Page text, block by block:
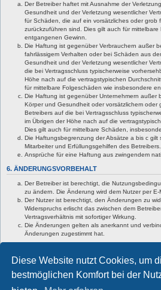
Diese Website nutzt Cookies, um
bestmöglichen Komfort bei der
Der Betreiber haftet mit Ausnahme der
Gesundheit und der Verletzung wesentlicher
für Schäden, die auf ein vorsätzliches oder grob
zurückzuführen sind. Dies gilt auch für
entgangenen Gewinn.
Die Haftung ist gegenüber Verbrauchern außer
fahrlässigem Verhalten oder bei Schäden aus
Gesundheit und der Verletzung wesentlicher
die bei Vertragsschluss typischerweise
Höhe nach auf die vertragstypischen
für mittelbare Folgeschäden wie insbesondere
Die Haftung ist gegenüber Unternehmern außer
Körper und Gesundheit oder vorsätzlichem oder
Betreibers auf die bei Vertragsschluss
im Übrigen der Höhe nach auf die
Dies gilt auch für mittelbare Schäden,
Die Haftungsbegrenzung der Absätze a bis c
Mitarbeiter und Erfüllungsgehilfen des Betreibers.
Ansprüche für eine Haftung aus zwingendem
6. ÄNDERUNGSVORBEHALT
Der Betreiber ist berechtigt, die
zu ändern. Die Änderung wird dem Nutzer per E-
Der Nutzer ist berechtigt, den Änderungen zu
Widerspruchs erlischt das zwischen dem
Vertragsverhältnis mit sofortiger Wirkung.
Die Änderungen gelten als anerkannt und
Änderungen zugestimmt hat.
Informationen über den Umgang mit deinen
Datenschutzerklärung enthalten.